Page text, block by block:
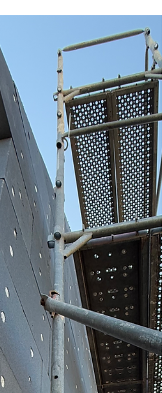
nous sommes spécialisés dans la
transformation de façades avec des
modernes et esthétiques d’enduit décoratif
imitation pierre et imitation brique,